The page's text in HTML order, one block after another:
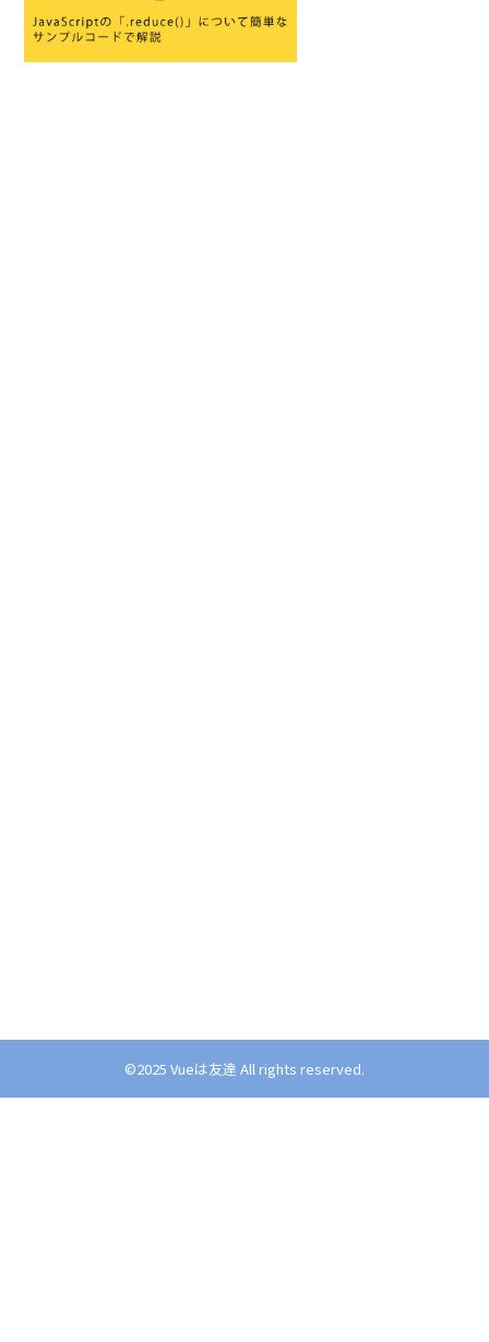
©︎2025 Vueは友達 All rights reserved.